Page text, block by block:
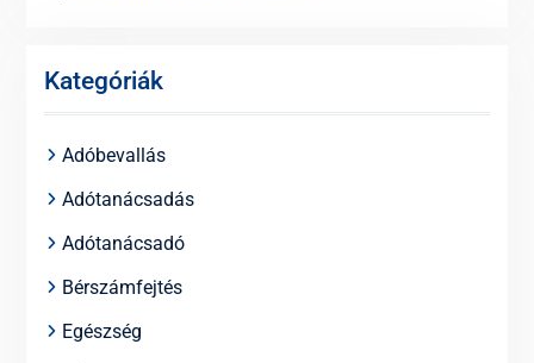
Kategóriák
Adóbevallás
Adótanácsadás
Adótanácsadó
Bérszámfejtés
Egészség